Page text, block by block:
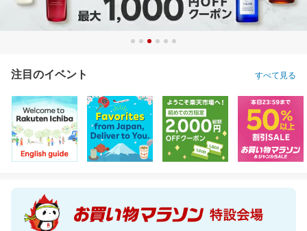
注目のイベント すべて見る